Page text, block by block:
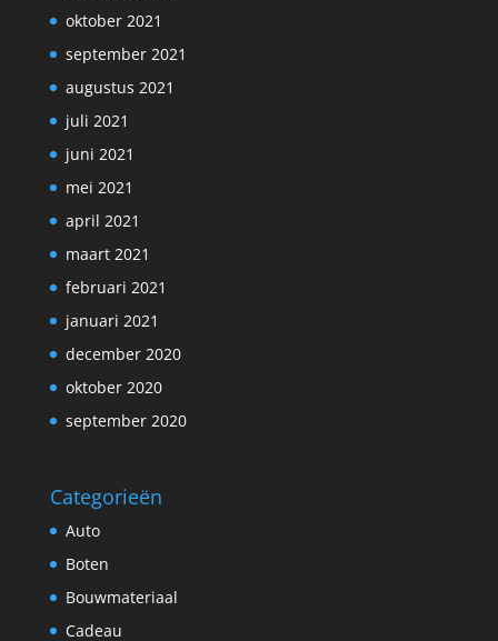
oktober 2021
september 2021
augustus 2021
juli 2021
juni 2021
mei 2021
april 2021
maart 2021
februari 2021
januari 2021
december 2020
oktober 2020
september 2020
Categorieën
Auto
Boten
Bouwmateriaal
Cadeau